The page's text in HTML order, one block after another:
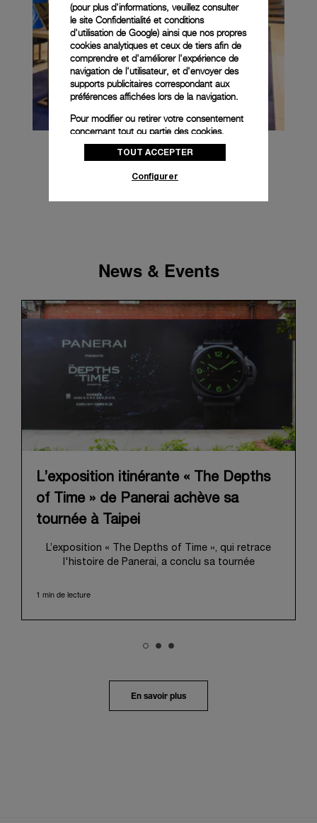
News & Events
L’exposition itinérante « The Depths
of Time » de Panerai achève sa
tournée à Taipei
L’exposition « The Depths of Time », qui retrace
l'histoire de Panerai, a conclu sa tournée
visiteurs ont pu venir l’admirer dans le Huashan
historique. Fort d'une histoire séculaire, ce lieu
mêlant harmonieusement le patrimoine local au
évolution depuis ses origines en tant que
1 min de lecture
En savoir plus
(pour plus d'informations, veuillez consulter
le site Confidentialité et conditions
d'utilisation de Google) ainsi que nos propres
cookies analytiques et ceux de tiers afin de
comprendre et d'améliorer l'expérience de
navigation de l'utilisateur, et d'envoyer des
supports publicitaires correspondant aux
préférences affichées lors de la navigation.
Pour modifier ou retirer votre consentement
concernant tout ou partie des cookies,
cliquez sur « Configurer » ou consultez notre
politique des cookiespour obtenir plus
donnez votre consentement pour l’utilisation
pour l’utilisation des cookies techniques.
TOUT ACCEPTER
Configurer